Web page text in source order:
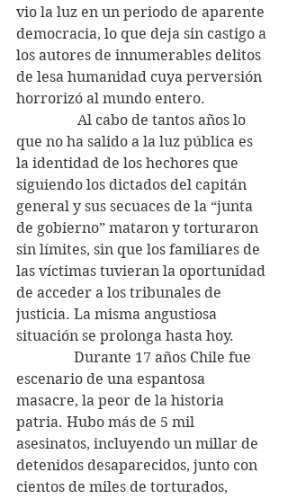
vio la luz en un periodo de aparente
democracia, lo que deja sin castigo a
los autores de innumerables delitos
de lesa humanidad cuya perversión
horrorizó al mundo entero.
Al cabo de tantos años lo
que no ha salido a la luz pública es
la identidad de los hechores que
siguiendo los dictados del capitán
general y sus secuaces de la “junta
de gobierno” mataron y torturaron
sin límites, sin que los familiares de
las víctimas tuvieran la oportunidad
de acceder a los tribunales de
justicia. La misma angustiosa
situación se prolonga hasta hoy.
Durante 17 años Chile fue
escenario de una espantosa
masacre, la peor de la historia
patria. Hubo más de 5 mil
asesinatos, incluyendo un millar de
detenidos desaparecidos, junto con
cientos de miles de torturados,